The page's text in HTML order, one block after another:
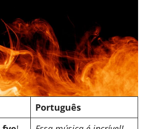
Português